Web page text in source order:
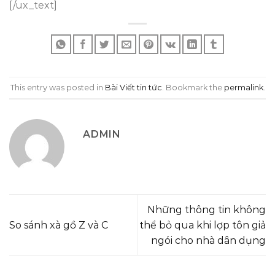
[/ux_text]
This entry was posted in Bài Viết tin tức . Bookmark the permalink.
ADMIN
So sánh xà gồ Z và C
Những thông tin không
thể bỏ qua khi lợp tôn giả
ngói cho nhà dân dụng